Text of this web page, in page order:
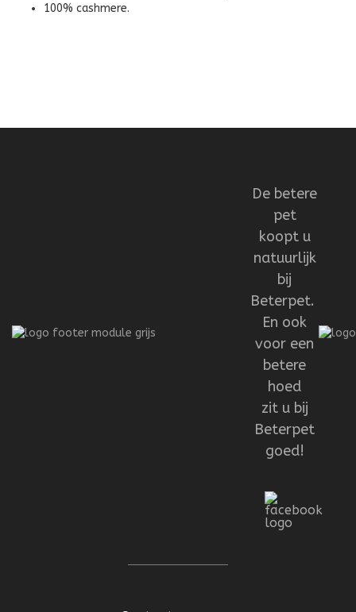
100% cashmere.
De betere
pet
koopt u
natuurlijk
bij
Beterpet.
En ook
voor een
betere
hoed
zit u bij
Beterpet
goed!